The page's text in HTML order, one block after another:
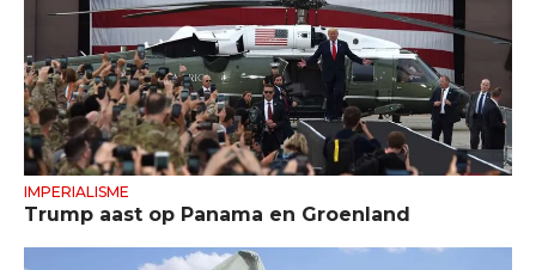
IMPERIALISME
Trump aast op Panama en Groenland